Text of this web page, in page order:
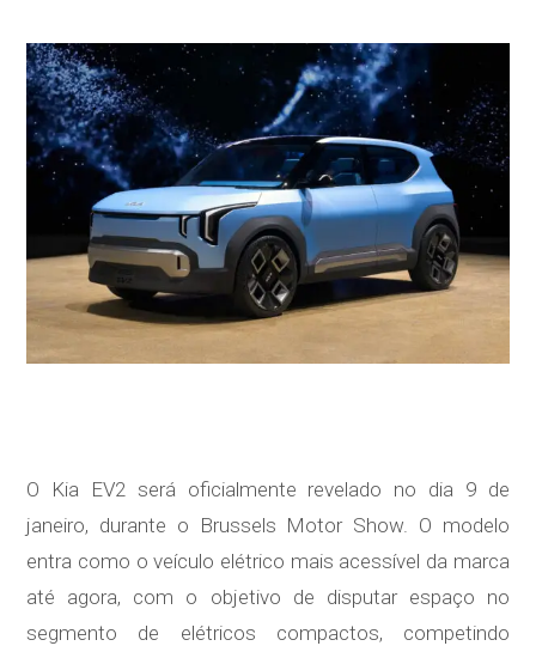
O Kia EV2 será oficialmente revelado no dia 9 de
janeiro, durante o Brussels Motor Show. O modelo
entra como o veículo elétrico mais acessível da marca
até agora, com o objetivo de disputar espaço no
segmento de elétricos compactos, competindo